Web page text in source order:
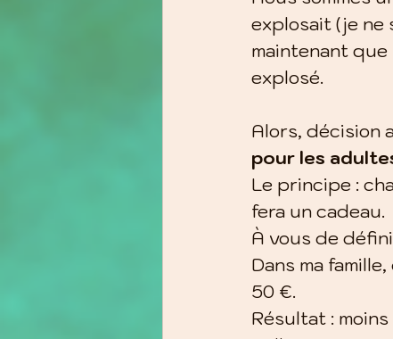
explosait (je ne
maintenant
explosé.
Alors, décision
pour les
Le principe :
fera un cadeau.
À vous de
Dans ma
50 €.
Résultat :